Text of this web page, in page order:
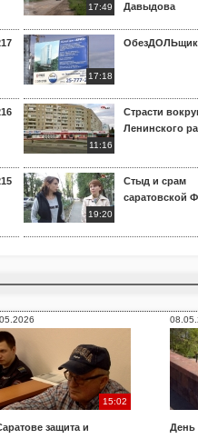
17:49
Давыдова
17:18
11:16
Страсти
Ленинского
19:20
Стыд и срам
саратовской
15:02
защита и
День